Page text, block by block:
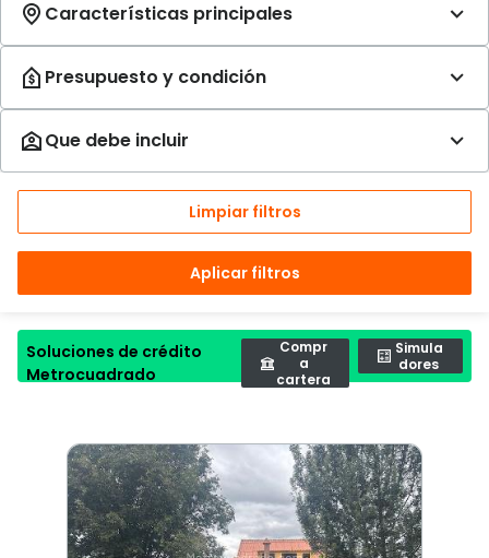
Limpiar filtros
Aplicar filtros
Soluciones de crédito
Metrocuadrado
Compr
a
cartera
Simula
dores